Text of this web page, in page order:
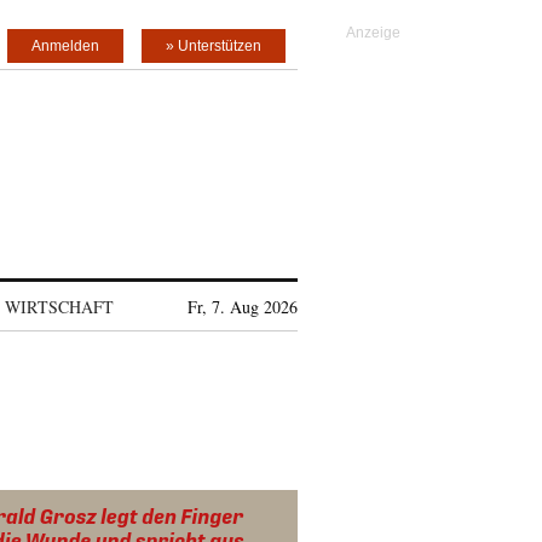
» Unterstützen
Anmelden
WIRTSCHAFT Fr, 7. Aug 2026